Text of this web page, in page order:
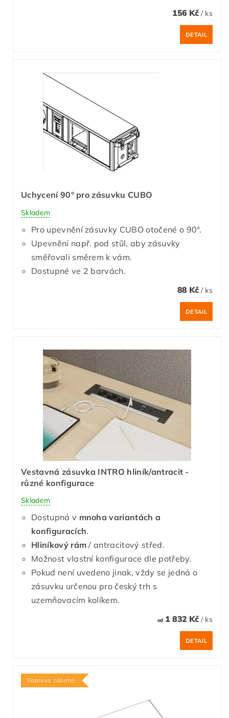
156 Kč / ks
DETAIL
Uchycení 90° pro zásuvku CUBO
Skladem
Pro upevnění zásuvky CUBO otočené o 90°.
Upevnění např. pod stůl, aby zásuvky
směřovali směrem k vám.
Dostupné ve 2 barvách.
88 Kč / ks
DETAIL
Vestavná zásuvka INTRO hliník/antracit -
různé konfigurace
Skladem
Dostupná v mnoha variantách a
konfiguracích.
Hliníkový rám/ antracitový střed.
Možnost vlastní konfigurace dle potřeby.
Pokud není uvedeno jinak, vždy se jedná o
zásuvku určenou pro český trh s
uzemňovacím kolíkem.
od1 832 Kč / ks
DETAIL
Doprava zdarma